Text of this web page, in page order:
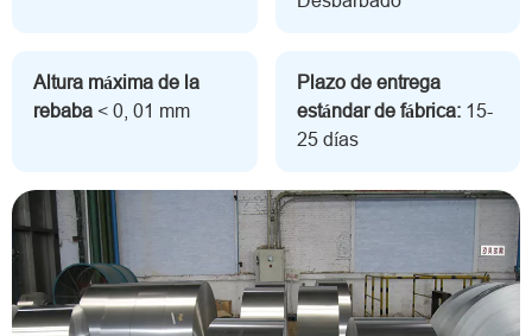
Altura máxima de la
rebaba < 0, 01 mm
Plazo de entrega
estándar de fábrica:15-
25 días